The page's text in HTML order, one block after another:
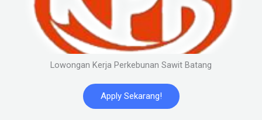
Lowongan Kerja Perkebunan Sawit Batang
Apply Sekarang!